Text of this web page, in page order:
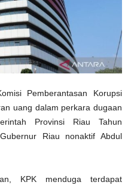
Pemberantasan Korupsi
uang dalam perkara dugaan
Provinsi Riau Tahun
Riau nonaktif Abdul
KPK menduga terdapat